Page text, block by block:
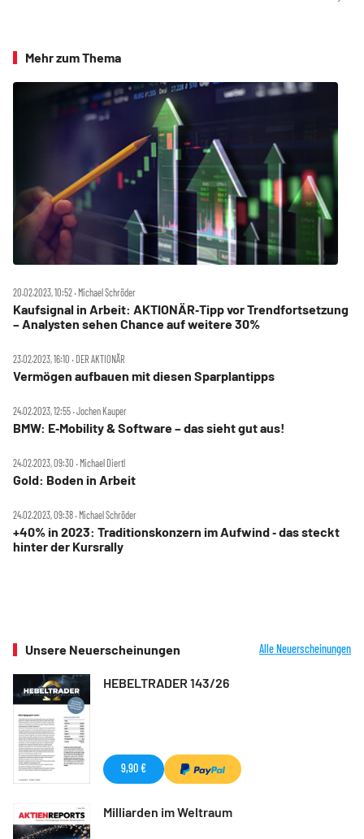
Mehr zum Thema
20.02.2023, 10:52 ‧ Michael Schröder
Kaufsignal in Arbeit: AKTIONÄR‑Tipp vor Trendfortsetzung
– Analysten sehen Chance auf weitere 30%
23.02.2023, 16:10 ‧ DER AKTIONÄR
Vermögen aufbauen mit diesen Sparplantipps
24.02.2023, 12:55 ‧ Jochen Kauper
BMW: E‑Mobility & Software – das sieht gut aus!
24.02.2023, 09:30 ‧ Michael Diertl
Gold: Boden in Arbeit
24.02.2023, 09:38 ‧ Michael Schröder
+40% in 2023: Traditionskonzern im Aufwind ‑ das steckt
hinter der Kursrally
Unsere Neuerscheinungen Alle Neuerscheinungen
HEBELTRADER 143/26
9,90 €
Milliarden im Weltraum